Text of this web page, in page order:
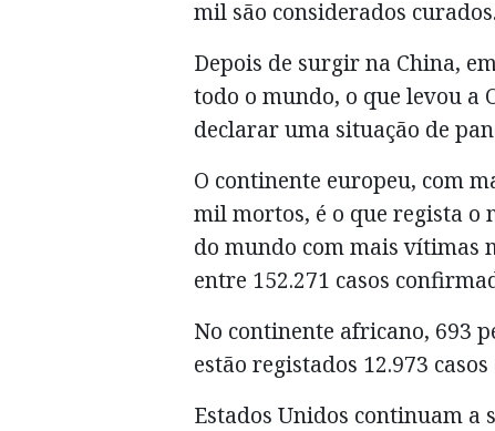
mil são considerados curados.
Depois de surgir na China,
todo o mundo, o que levou a
declarar uma situação de
O continente europeu, com
mil mortos, é o que regista o
do mundo com mais vítimas
entre 152.271 casos
No continente africano, 693
estão registados 12.973
Estados Unidos continuam a